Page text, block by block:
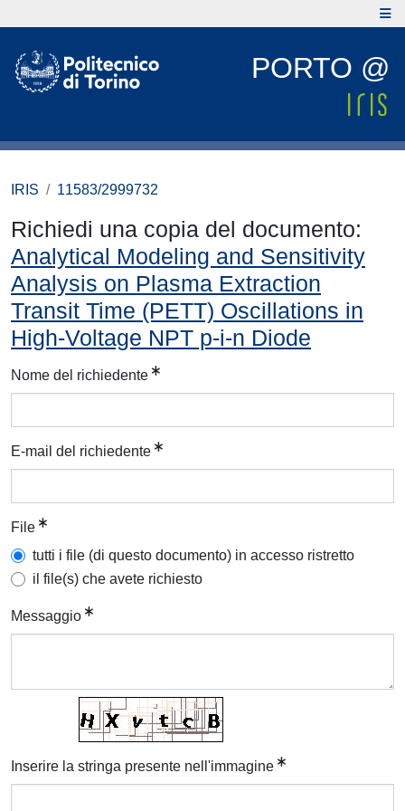
PORTO @
IRIS 11583/2999732
Richiedi una copia del documento:
Analytical Modeling and Sensitivity
Analysis on Plasma Extraction
Transit Time (PETT) Oscillations in
High-Voltage NPT p-i-n Diode
Nome del richiedente
E-mail del richiedente
File
tutti i file (di questo documento) in accesso ristretto
il file(s) che avete richiesto
Messaggio
Inserire la stringa presente nell'immagine